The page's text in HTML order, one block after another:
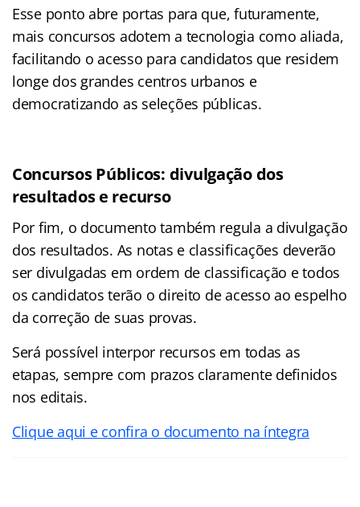
Esse ponto abre portas para que, futuramente,
mais concursos adotem a tecnologia como aliada,
facilitando o acesso para candidatos que residem
longe dos grandes centros urbanos e
democratizando as seleções públicas.
Concursos Públicos: divulgação dos
resultados e recurso
Por fim, o documento também regula a divulgação
dos resultados. As notas e classificações deverão
ser divulgadas em ordem de classificação e todos
os candidatos terão o direito de acesso ao espelho
da correção de suas provas.
Será possível interpor recursos em todas as
etapas, sempre com prazos claramente definidos
nos editais.
Clique aqui e confira o documento na íntegra